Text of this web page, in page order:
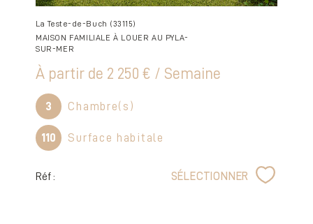
La Teste-de-Buch (33115)
MAISON FAMILIALE À LOUER AU PYLA-
SUR-MER
À partir de 2 250 € / Semaine
3 Chambre(s)
110 Surface habitale
Réf : SÉLECTIONNER